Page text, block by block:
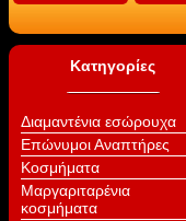
Κατηγορίες
Διαμαντένια εσώρουχα
Επώνυμοι Αναπτήρες
Κοσμήματα
Μαργαριταρένια
κοσμήματα